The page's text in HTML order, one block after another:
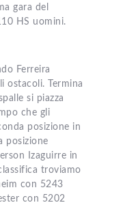
gara del
HS uomini.
Ferreira
ostacoli. Termina
si piazza
che gli
posizione in
posizione
Izaguirre in
troviamo
con 5243
con 5202